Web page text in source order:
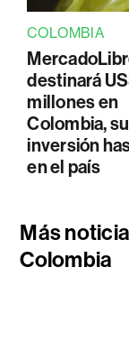
COLOMBIA
destinará
millones en
Colombia,
inversión
en el país
Más
Colombia